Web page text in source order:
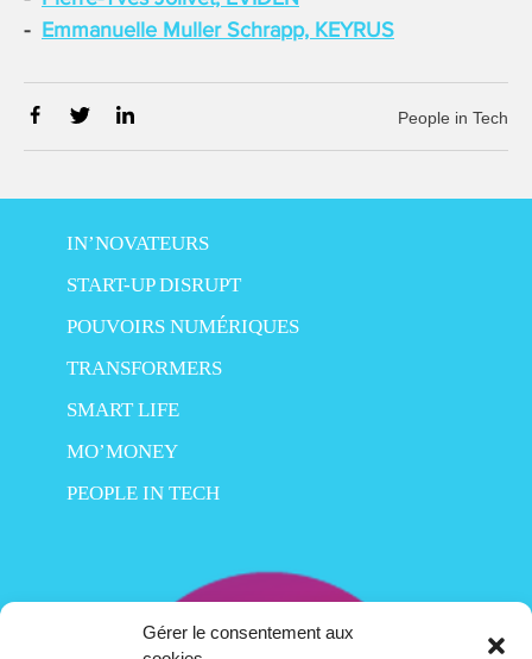
Gérer le consentement aux
Emmanuelle Muller Schrapp, KEYRUS
People in Tech
IN’NOVATEURS
START-UP DISRUPT
POUVOIRS NUMÉRIQUES
TRANSFORMERS
SMART LIFE
MO’MONEY
PEOPLE IN TECH